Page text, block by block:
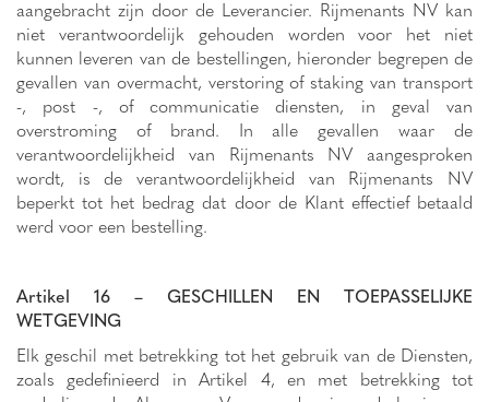
aangebracht zijn door de Leverancier. Rijmenants NV kan
niet verantwoordelijk gehouden worden voor het niet
kunnen leveren van de bestellingen, hieronder begrepen de
gevallen van overmacht, verstoring of staking van transport
-, post -, of communicatie diensten, in geval van
overstroming of brand. In alle gevallen waar de
verantwoordelijkheid van Rijmenants NV aangesproken
wordt, is de verantwoordelijkheid van Rijmenants NV
beperkt tot het bedrag dat door de Klant effectief betaald
werd voor een bestelling.
Artikel 16 – GESCHILLEN EN TOEPASSELIJKE
WETGEVING
Elk geschil met betrekking tot het gebruik van de Diensten,
zoals gedefinieerd in Artikel 4, en met betrekking tot